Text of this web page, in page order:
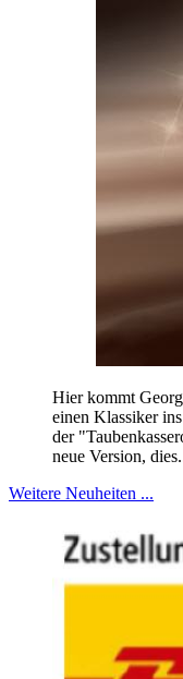
Hier kommt
einen Klassiker
der
neue Version,
Weitere Neuheiten ...